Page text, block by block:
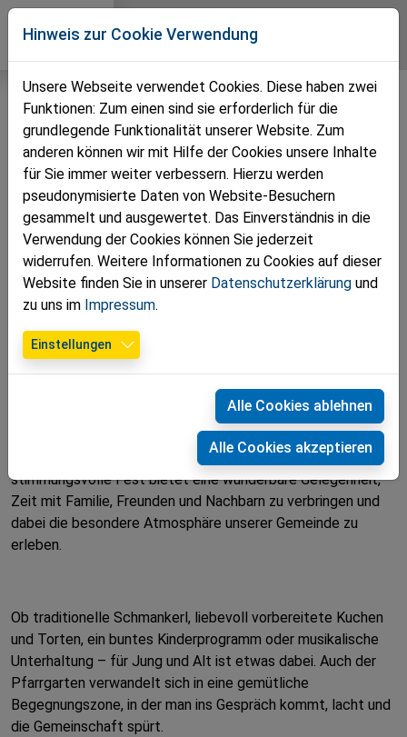
Direkt zur Hauptnavigation springen
Direkt zum Inhalt springen
Zur Unternavigation springen
Pfarrkirtag in Pressbaum – ein Fest
für die ganze Familie
Bei strahlendem Sonnenschein und herrlichem
Sommerwetter lädt der Pfarrkirtag in Pressbaum herzlich
zum Verweilen, Genießen und Mitfeiern ein. Das
stimmungsvolle Fest bietet eine wunderbare Gelegenheit,
Zeit mit Familie, Freunden und Nachbarn zu verbringen und
dabei die besondere Atmosphäre unserer Gemeinde zu
erleben.
Ob traditionelle Schmankerl, liebevoll vorbereitete Kuchen
und Torten, ein buntes Kinderprogramm oder musikalische
Unterhaltung – für Jung und Alt ist etwas dabei. Auch der
Pfarrgarten verwandelt sich in eine gemütliche
Begegnungszone, in der man ins Gespräch kommt, lacht und
die Gemeinschaft spürt.
Hinweis zur Cookie Verwendung
Unsere Webseite verwendet Cookies. Diese haben zwei
Funktionen: Zum einen sind sie erforderlich für die
grundlegende Funktionalität unserer Website. Zum
anderen können wir mit Hilfe der Cookies unsere Inhalte
für Sie immer weiter verbessern. Hierzu werden
pseudonymisierte Daten von Website-Besuchern
gesammelt und ausgewertet. Das Einverständnis in die
Verwendung der Cookies können Sie jederzeit
widerrufen. Weitere Informationen zu Cookies auf dieser
Website finden Sie in unserer Datenschutzerklärung und
zu uns im Impressum.
Einstellungen
Alle Cookies ablehnen
Alle Cookies akzeptieren